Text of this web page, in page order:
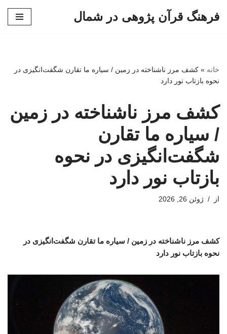
فرهنگ قرآن پژوهی در شمال
خانه » کشف مرز ناشناخته در زمین / سیاره ما تقارن شگفت‌انگیزی در
نحوه بازتاب نور دارد
کشف مرز ناشناخته در زمین
/ سیاره ما تقارن
شگفت‌انگیزی در نحوه
بازتاب نور دارد
از ژوئن 26, 2026
کشف مرز ناشناخته در زمین / سیاره ما تقارن شگفت‌انگیزی در
نحوه بازتاب نور دارد